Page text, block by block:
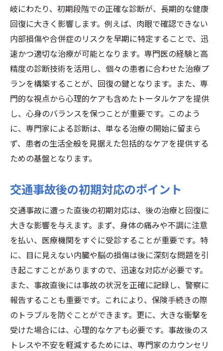
交通事故治療の成功事例
交通事故後のリハビリとその効率的な進め方
リハビリ開始のタイミング
効率的なリハビリ計画の立て方
リハビリプロセスにおける注意点
専門家によるリハビリ指導の重要性
リハビリにおける家族の協力
最新のリハビリ技術を活用する方法
心身の健康を取り戻すための総合的交通事故ケ
ア
心身の回復を目指したアプローチ
多職種チームによるケアの利点
交通事故治療における全人的アプローチ
治療の枠を超えたサポートの重要性
心身の健康を維持するための取り組み
岐にわたり、初期段階での正確な診断が、長期的な健康
回復に大きく影響します。例えば、肉眼で確認できない
内部損傷や合併症のリスクを早期に特定することで、迅
速かつ適切な治療が可能となります。専門医の経験と高
精度の診断技術を活用し、個々の患者に合わせた治療プ
ランを構築することが、回復の鍵となります。また、専
門的な視点から心理的ケアも含めたトータルケアを提供
し、心身のバランスを保つことが重要です。このよう
に、専門家による診断は、単なる治療の開始に留まら
ず、患者の生活全般を見据えた包括的なケアを提供する
ための基盤となります。
交通事故後の初期対応のポイント
交通事故に遭った直後の初期対応は、後の治療と回復に
大きな影響を与えます。まず、身体の痛みや不調に注意
を払い、医療機関をすぐに受診することが重要です。特
に、目に見えない内臓や脳の損傷は後に深刻な問題を引
き起こすことがありますので、迅速な対応が必要です。
また、事故直後には事故の状況を正確に記録し、警察に
報告することも重要です。これにより、保険手続きの際
のトラブルを防ぐことができます。更に、大きな衝撃を
受けた場合には、心理的なケアも必要です。事故後のス
トレスや不安を軽減するためには、専門家のカウンセリ